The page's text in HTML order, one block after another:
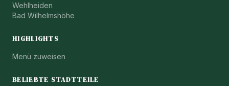
Wehlheiden
Bad Wilhelmshöhe
HIGHLIGHTS
Menü zuweisen
BELIEBTE STADTTEILE